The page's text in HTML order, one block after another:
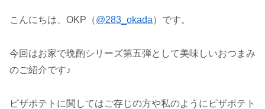
こんにちは、OKP（@283_okada）です。
今回はお家で晩酌シリーズ第五弾として美味しいおつまみ
のご紹介です♪
ピザポテトに関してはご存じの方や私のようにピザポテト